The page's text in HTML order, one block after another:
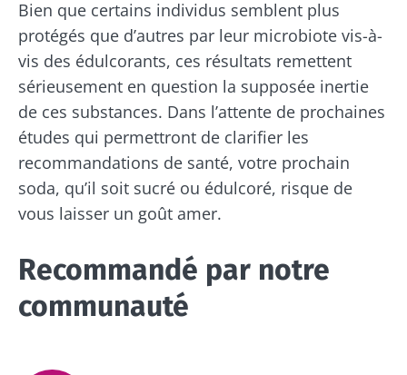
Bien que certains individus semblent plus
protégés que d’autres par leur microbiote vis-à-
vis des édulcorants, ces résultats remettent
sérieusement en question la supposée inertie
de ces substances. Dans l’attente de prochaines
études qui permettront de clarifier les
recommandations de santé, votre prochain
soda, qu’il soit sucré ou édulcoré, risque de
vous laisser un goût amer.
Recommandé par notre
communauté
Redirection
Vous êtes sur le point d'être redirigé et de
quitter notre site web
Être redirigé
Rester sur le site Web du Biocodex Microbiota
pour rester au courant des dernières
actualités sur le microbiote.
Je souhaite m'inscrire afin de recevoir
d'autres actualités de Biocodex
protection des donnéesdu Biocodex
Microbiota Institute
BMI 20-35
d'autres actualités de Biocodex
J’ai lu et accepte les CGUet lapolitique de
protection des donnéesdu Biocodex
Microbiota Institute
* Champs obligatoires
Découvrir
Kéfir : un allié
naturel de